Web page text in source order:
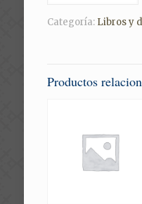
A
Categoría: Libros y
Productos